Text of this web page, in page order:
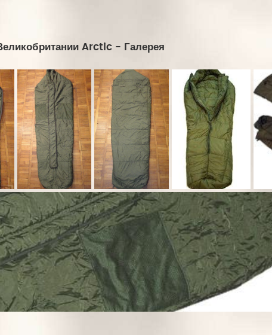
Arctic - Галерея